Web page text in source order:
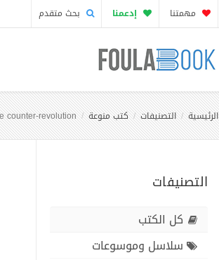
مهمتنا إدعمنا بحث متقدم
الرئيسية التصنيفات كتب منوعة counter-revolution
التصنيفات
كل الكتب
سلاسل وموسوعات